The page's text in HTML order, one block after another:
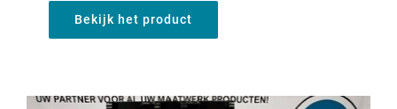
Bekijk het product